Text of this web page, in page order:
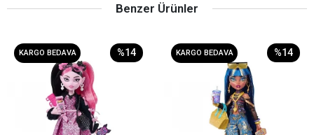
Benzer Ürünler
KARGO BEDAVA %14 KARGO BEDAVA %14